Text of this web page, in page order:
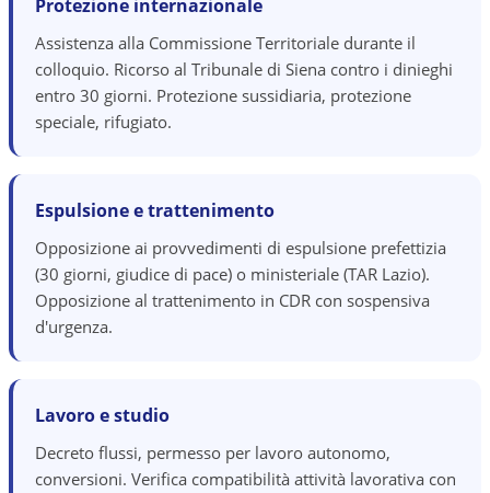
Protezione internazionale
Assistenza alla Commissione Territoriale durante il
colloquio. Ricorso al Tribunale di Siena contro i dinieghi
entro 30 giorni. Protezione sussidiaria, protezione
speciale, rifugiato.
Espulsione e trattenimento
Opposizione ai provvedimenti di espulsione prefettizia
(30 giorni, giudice di pace) o ministeriale (TAR Lazio).
Opposizione al trattenimento in CDR con sospensiva
d'urgenza.
Lavoro e studio
Decreto flussi, permesso per lavoro autonomo,
conversioni. Verifica compatibilità attività lavorativa con